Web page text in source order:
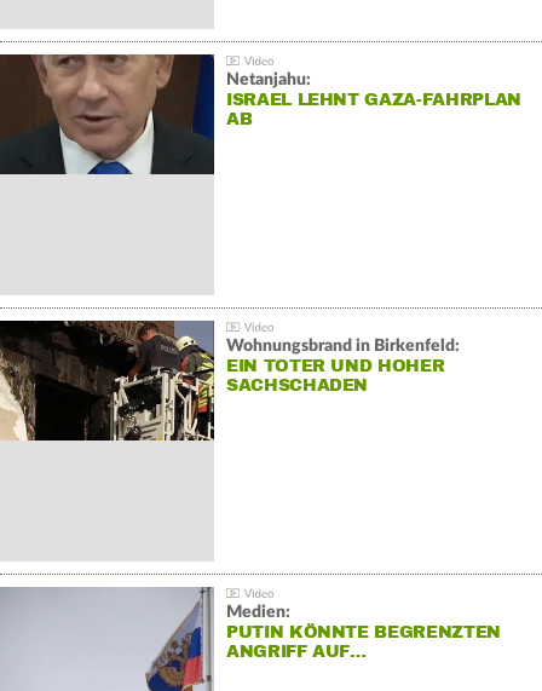
Netanjahu:
ISRAEL LEHNT GAZA-FAHRPLAN
AB
Wohnungsbrand in Birkenfeld:
EIN TOTER UND HOHER
SACHSCHADEN
Medien:
PUTIN KÖNNTE BEGRENZTEN
ANGRIFF AUF…